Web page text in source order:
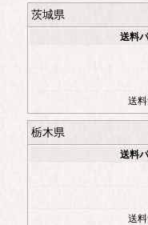
茨城県
送料
送
栃木県
送料
送